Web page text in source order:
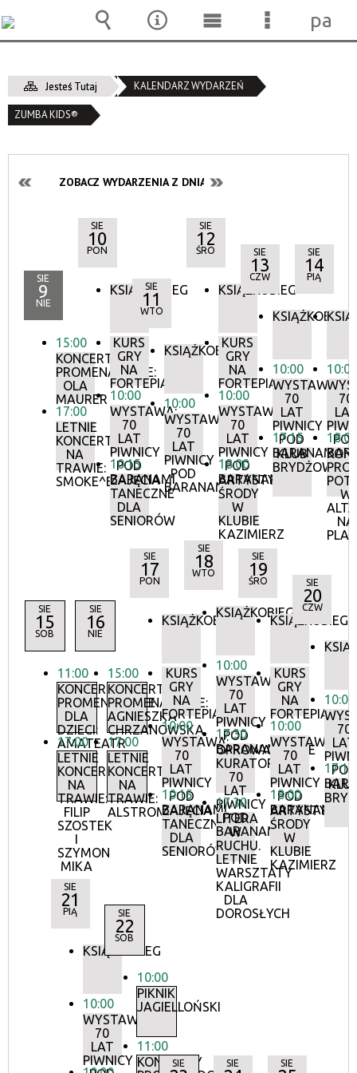
Jesteś Tutaj KALENDARZ WYDARZEŃ
ZUMBA KIDS®
ZOBACZ WYDARZENIA Z DNIA:
SIE
9
NIE
15:00
KONCERTY
PROMENADOWE:
OLA
MAURER
17:00
LETNIE
KONCERTY
NA
TRAWIE:
SMOKE^BLUES
SIE
10
PON
KSIĄŻKOBIEG
KURS
GRY
NA
FORTEPIANIE
10:00
WYSTAWA:
70
LAT
PIWNICY
POD
BARANAMI
10:15
ZAJĘCIA
TANECZNE
DLA
SENIORÓW
SIE
11
WTO
KSIĄŻKOBIEG
10:00
WYSTAWA:
70
LAT
PIWNICY
POD
BARANAMI
SIE
12
ŚRO
KSIĄŻKOBIEG
KURS
GRY
NA
FORTEPIANIE
10:00
WYSTAWA:
70
LAT
PIWNICY
POD
BARANAMI
18:00
ARTYSTYCZNE
ŚRODY
W
KLUBIE
KAZIMIERZ
SIE
13
CZW
KSIĄŻKOBIEG
10:00
WYSTAWA:
70
LAT
PIWNICY
POD
BARANAMI
17:15
KLUB
BRYDŻOWY
SIE
14
PIĄ
10:00
70
LAT
18:00
W
NA
SIE
15
SOB
11:00
KONCERTY
PROMENADOWE
DLA
DZIECI:
AMATEATR
17:00
LETNIE
KONCERTY
NA
TRAWIE:
FILIP
SZOSTEK
I
SZYMON
MIKA
SIE
16
NIE
15:00
KONCERTY
PROMENADOWE:
AGNIESZKA
CHRZANOWSKA
17:00
LETNIE
KONCERTY
NA
TRAWIE:
ALSTROMERIE
SIE
17
PON
KSIĄŻKOBIEG
KURS
GRY
NA
FORTEPIANIE
10:00
WYSTAWA:
70
LAT
PIWNICY
POD
BARANAMI
10:15
ZAJĘCIA
TANECZNE
DLA
SENIORÓW
SIE
18
WTO
KSIĄŻKOBIEG
10:00
WYSTAWA:
70
LAT
PIWNICY
POD
BARANAMI
17:30
OPROWADZANIE
KURATORSKIE:
70
LAT
PIWNICY
POD
BARANAMI
17:30
LITERA
W
RUCHU.
LETNIE
WARSZTATY
KALIGRAFII
DLA
DOROSŁYCH
SIE
19
ŚRO
KSIĄŻKOBIEG
KURS
GRY
NA
FORTEPIANIE
10:00
WYSTAWA:
70
LAT
PIWNICY
POD
BARANAMI
18:00
ŚRODY
W
KLUBIE
KAZIMIERZ
SIE
20
CZW
10:00
70
LAT
POD
17:15
SIE
21
PIĄ
KSIĄŻKOBIEG
10:00
WYSTAWA:
70
LAT
PIWNICY
SIE
22
SOB
10:00
PIKNIK
JAGIELLOŃSKI
11:00
KONCERTY
SIE SIE SIE
Wyszukiwarka
Narzędzia
MenuMenu